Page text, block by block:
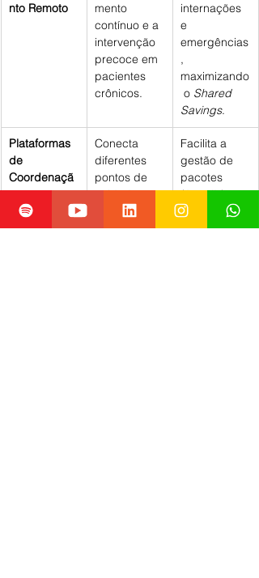
nto Remoto
mento
contínuo e a
intervenção
precoce em
pacientes
crônicos.
internações
e
emergências
,
maximizando
o Shared
Savings.
Plataformas
de
Coordenaçã
o
Conecta
diferentes
pontos de
cuidado
(médicos,
laboratórios,
Facilita a
gestão de
pacotes
(bundle) e o
cuidado
integral